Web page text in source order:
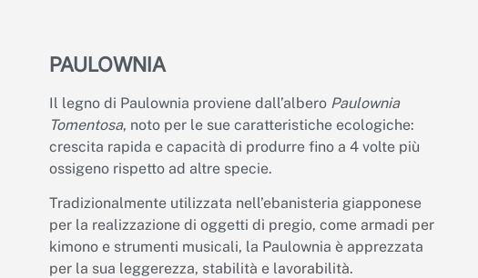
PAULOWNIA
Il legno di Paulownia proviene dall’albero Paulownia
Tomentosa, noto per le sue caratteristiche ecologiche:
crescita rapida e capacità di produrre fino a 4 volte più
ossigeno rispetto ad altre specie.
Tradizionalmente utilizzata nell’ebanisteria giapponese
per la realizzazione di oggetti di pregio, come armadi per
kimono e strumenti musicali, la Paulownia è apprezzata
per la sua leggerezza, stabilità e lavorabilità.